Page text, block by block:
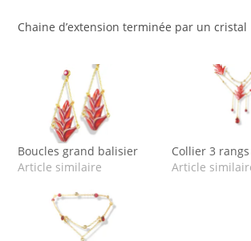
Chaine d’extension terminée par un cristal
Boucles grand balisier
Article similaire
Collier 3
Article